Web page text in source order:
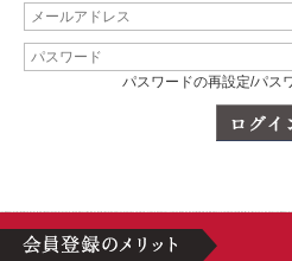
パスワードの再設定/パス